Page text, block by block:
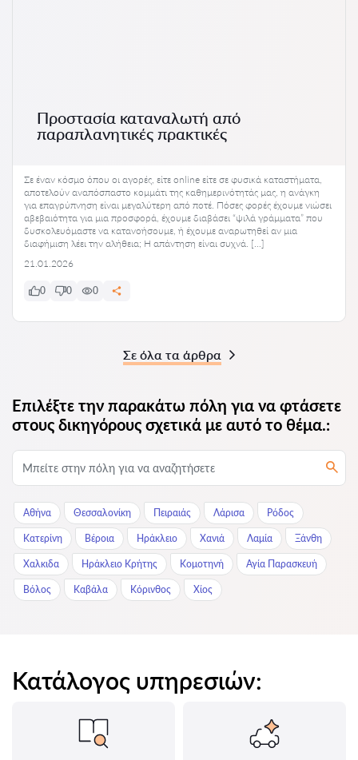
Προστασία καταναλωτή από
παραπλανητικές πρακτικές
Σε έναν κόσμο όπου οι αγορές, είτε online είτε σε φυσικά καταστήματα,
αποτελούν αναπόσπαστο κομμάτι της καθημερινότητάς μας, η ανάγκη
για επαγρύπνηση είναι μεγαλύτερη από ποτέ. Πόσες φορές έχουμε νιώσει
αβεβαιότητα για μια προσφορά, έχουμε διαβάσει “ψιλά γράμματα” που
δυσκολευόμαστε να κατανοήσουμε, ή έχουμε αναρωτηθεί αν μια
διαφήμιση λέει την αλήθεια; Η απάντηση είναι συχνά. […]
21.01.2026
0 0 0
Σε όλα τα άρθρα
Επιλέξτε την παρακάτω πόλη για να φτάσετε
στους δικηγόρους σχετικά με αυτό το θέμα.:
Αθήνα Θεσσαλονίκη Πειραιάς Λάρισα Ρόδος
Κατερίνη Βέροια Ηράκλειο Χανιά Λαμία Ξάνθη
Χαλκιδα Ηράκλειο Κρήτης Κομοτηνή Αγία Παρασκευή
Βόλος Καβάλα Κόρινθος Χίος
Κατάλογος υπηρεσιών: